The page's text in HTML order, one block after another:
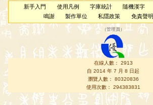
新手入門 使用凡例 字庫統計 隨機漢字
鳴謝
製作單位 私隱政策 免責聲明
（管理員 ）
在線人數： 2913
自 2014 年 7 月 8 日起
瀏覽人數： 80320836
使用次數： 294383831